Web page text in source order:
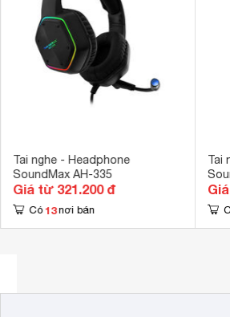
Tai nghe SoundMax AH712 có thiết
Tai nghe - Headphone
SoundMax AH-335
Giá từ 321.200 đ
Có 13 nơi bán
Tai